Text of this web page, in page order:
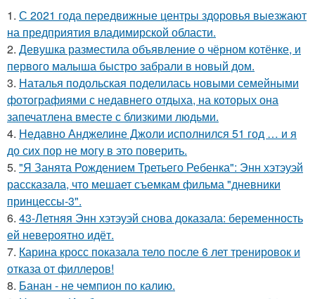
1. С 2021 года передвижные центры здоровья выезжают
на предприятия владимирской области.
2. Девушка разместила объявление о чёрном котёнке, и
первого малыша быстро забрали в новый дом.
3. Наталья подольская поделилась новыми семейными
фотографиями с недавнего отдыха, на которых она
запечатлена вместе с близкими людьми.
4. Недавно Анджелине Джоли исполнился 51 год … и я
до сих пор не могу в это поверить.
5. "Я Занята Рождением Третьего Ребенка": Энн хэтэуэй
рассказала, что мешает съемкам фильма "дневники
принцессы-3".
6. 43-Летняя Энн хэтэуэй снова доказала: беременность
ей невероятно идёт.
7. Карина кросс показала тело после 6 лет тренировок и
отказа от филлеров!
8. Банан - не чемпион по калию.